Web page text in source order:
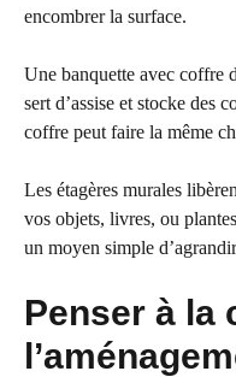
encombrer la surface.
Une banquette avec coffre
sert d’assise et stocke des
coffre peut faire la même
Les étagères murales
vos objets, livres, ou
un moyen simple
Penser à la